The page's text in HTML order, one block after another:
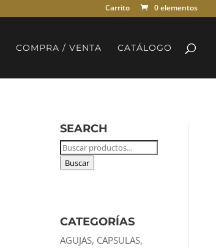
Carrito 0 elementos
COMPRA / VENTA CATÁLOGO
SEARCH
Buscar
por:
Buscar
CATEGORÍAS
AGUJAS, CAPSULAS,